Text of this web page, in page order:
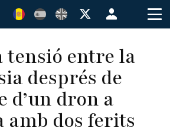
Menú
de
cuenta
de
usuario
tensió entre la
després de
d’un dron a
amb dos ferits